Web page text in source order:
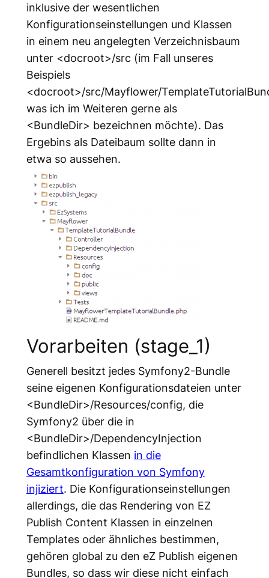
inklusive der wesentlichen
Konfigurationseinstellungen und Klassen
in einem neu angelegten Verzeichnisbaum
unter <docroot>/src (im Fall unseres
Beispiels
<docroot>/src/Mayflower/
was ich im Weiteren gerne als
<BundleDir> bezeichnen möchte). Das
Ergebins als Dateibaum sollte dann in
etwa so aussehen.
Vorarbeiten (stage_1)
Generell besitzt jedes Symfony2-Bundle
seine eigenen Konfigurationsdateien unter
<BundleDir>/Resources/config, die
Symfony2 über die in
<BundleDir>/DependencyInjection
befindlichen Klassen in die
Gesamtkonfiguration von Symfony
injiziert. Die Konfigurationseinstellungen
allerdings, die das Rendering von EZ
Publish Content Klassen in einzelnen
Templates oder ähnliches bestimmen,
gehören global zu den eZ Publish eigenen
Bundles, so dass wir diese nicht einfach